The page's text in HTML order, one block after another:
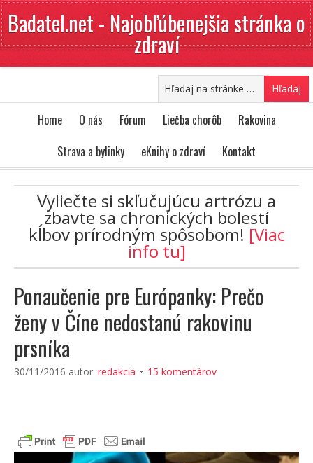
Badatel.net - Najobľúbenejšia stránka o
zdraví
Home O nás Fórum Liečba chorôb
Rakovina
Strava a bylinky
eKnihy o zdraví Kontakt
Vyliečte si skľučujúcu artrózu a
zbavte sa chronických bolestí
kĺbov prírodným spôsobom! [Viac
info tu]
Ponaučenie pre Európanky: Prečo
ženy v Číne nedostanú rakovinu
prsníka
30/11/2016 autor: redakcia 15 komentárov